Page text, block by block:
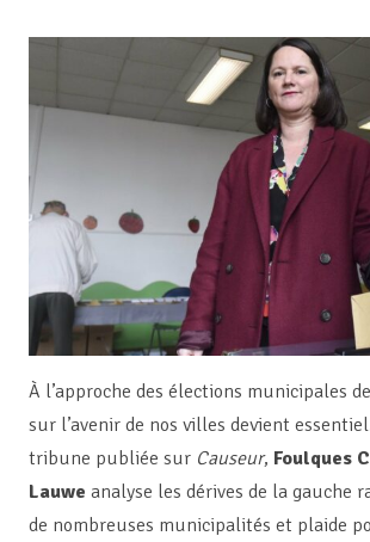
À l’approche des élections municipales
sur l’avenir de nos villes devient
tribune publiée sur Causeur, Foulques
Lauwe analyse les dérives de la gauche
de nombreuses municipalités et plaide